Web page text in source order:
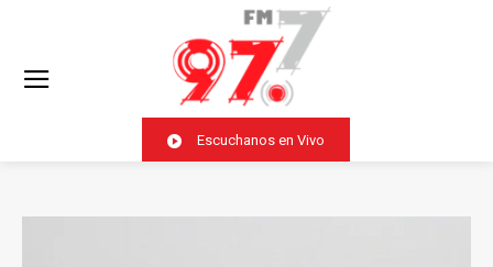
Escuchanos en Vivo